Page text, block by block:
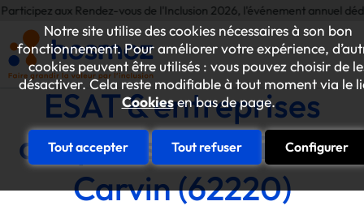
Notre site utilise des cookies nécessaires à son bon
fonctionnement. Pour améliorer votre expérience,
cookies peuvent être utilisés : vous pouvez choisir de
désactiver. Cela reste modifiable à tout moment via le
Cookiesen bas de page.
Tout accepter Tout refuser Configurer
Rendez-vous de l'Inclusion 2026, l'événement annuel dédié aux
ESAT & entreprises
adaptées de la ville de
Carvin (62220)